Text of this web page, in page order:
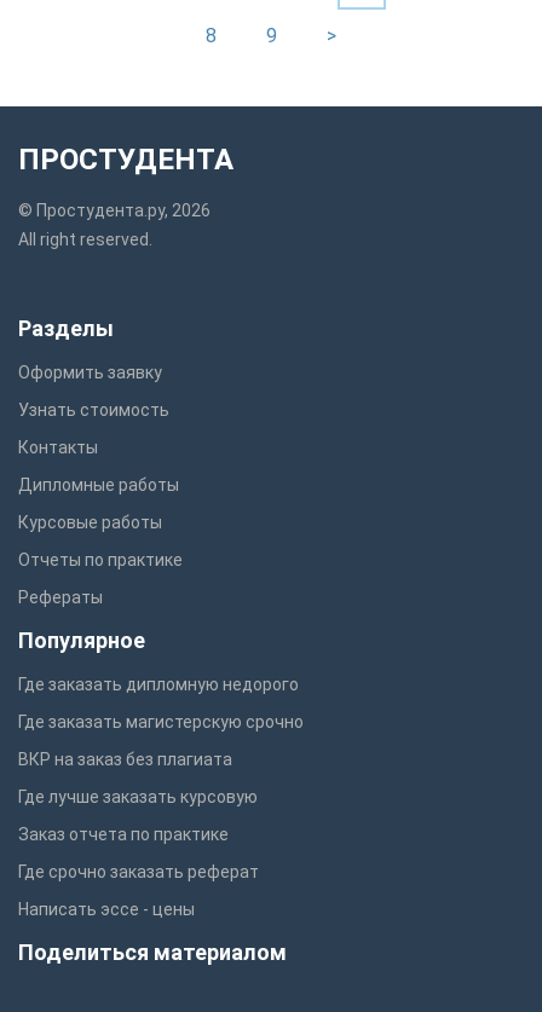
8 9 >
ПРОСТУДЕНТА
© Простудента.ру, 2026
All right reserved.
Разделы
Оформить заявку
Узнать стоимость
Контакты
Дипломные работы
Курсовые работы
Отчеты по практике
Рефераты
Популярное
Где заказать дипломную недорого
Где заказать магистерскую срочно
ВКР на заказ без плагиата
Где лучше заказать курсовую
Заказ отчета по практике
Где срочно заказать реферат
Написать эссе - цены
Поделиться материалом